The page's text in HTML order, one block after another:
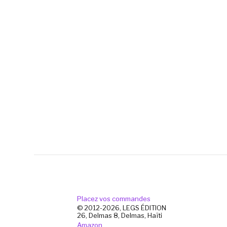
Placez vos commandes
© 2012-2026, LEGS ÉDITION
26, Delmas 8, Delmas, Haïti
Amazon